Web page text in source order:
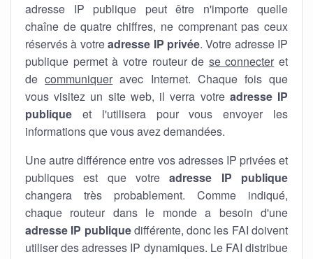
adresse IP publique peut être n'importe quelle
chaîne de quatre chiffres, ne comprenant pas ceux
réservés à votreadresse IP privée. Votre adresse IP
publique permet à votre routeur de se connecter et
decommuniquer avec Internet. Chaque fois que
vous visitez un site web, il verra votre adresse IP
publique et l'utilisera pour vous envoyer les
informations que vous avez demandées.
Une autre différence entre vos adresses IP privées et
publiques est que votreadresse IP publique
changera très probablement. Comme indiqué,
chaque routeur dans le monde a besoin d'une
adresse IP publiquedifférente, donc les FAI doivent
utiliser des adresses IP dynamiques. Le FAI distribue